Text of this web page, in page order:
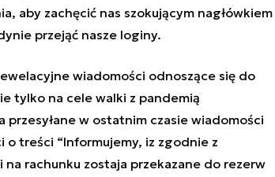
aby zachęcić nas szokującym nagłówkiem
przejąć nasze loginy.
wiadomości odnoszące się do
tylko na cele walki z pandemią
przesyłane w ostatnim czasie wiadomości
o treści “Informujemy, iz zgodnie z
rachunku zostaja przekazane do rezerw